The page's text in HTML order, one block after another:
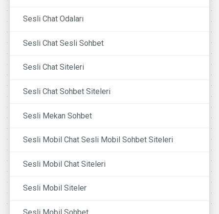
Sesli Chat Odaları
Sesli Chat Sesli Sohbet
Sesli Chat Siteleri
Sesli Chat Sohbet Siteleri
Sesli Mekan Sohbet
Sesli Mobil Chat Sesli Mobil Sohbet Siteleri
Sesli Mobil Chat Siteleri
Sesli Mobil Siteler